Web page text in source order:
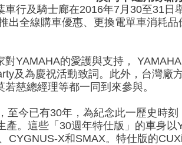
車行及騎士廊在2016年7月30至31
出全線購車優惠、更換電單車消耗
YAMAHA的愛護與支持，
及為慶祝活動致詞。此外，台灣廠
慈總經理等都一同到來參與。
至今已有30年，為紀念此一歷史時
產。這些「30週年特仕版」的車身
CYGNUS-X和SMAX。特仕版的